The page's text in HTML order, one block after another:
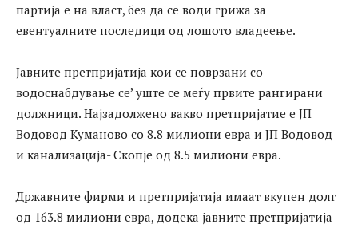
партија е на власт, без да се води грижа за
евентуалните последици од лошото владеење.
Јавните претпријатија кои се поврзани со
водоснабдување се’ уште се меѓу првите рангирани
должници. Најзадолжено вакво претпријатие е ЈП
Водовод Куманово со 8.8 милиони евра и ЈП Водовод
и канализација- Скопје од 8.5 милиони евра.
Државните фирми и претпријатија имаат вкупен долг
од 163.8 милиони евра, додека јавните претпријатија